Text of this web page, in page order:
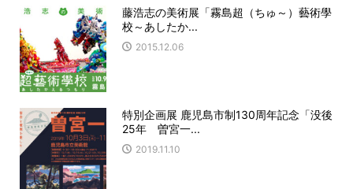
藤浩志の美術展「霧島超（ちゅ～）藝術學
校～あしたか...
2015.12.06
特別企画展 鹿児島市制130周年記念「没後
25年 曽宮一...
2019.11.10